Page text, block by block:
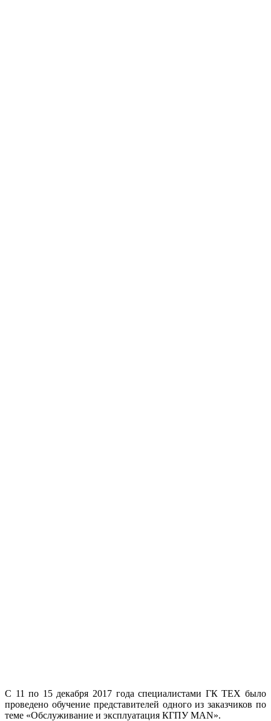
С 11 по 15 декабря 2017 года специалистами ГК ТЕХ было
проведено обучение представителей одного из заказчиков по
теме «Обслуживание и эксплуатация КГПУ MAN».